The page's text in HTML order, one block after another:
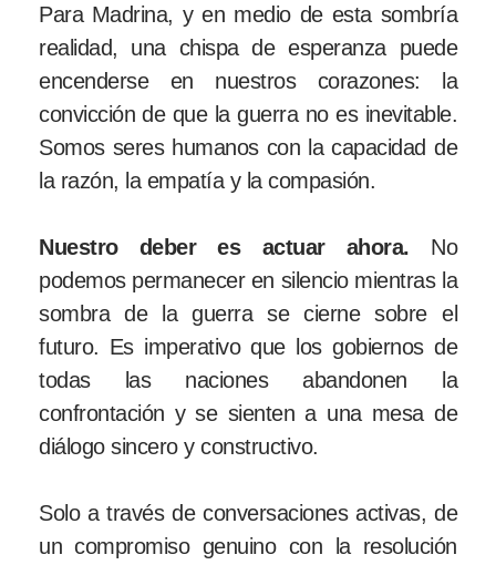
Para Madrina, y en medio de esta sombría
realidad, una chispa de esperanza puede
encenderse en nuestros corazones: la
convicción de que la guerra no es inevitable.
Somos seres humanos con la capacidad de
la razón, la empatía y la compasión.
Nuestro deber es actuar ahora. No
podemos permanecer en silencio mientras la
sombra de la guerra se cierne sobre el
futuro. Es imperativo que los gobiernos de
todas las naciones abandonen la
confrontación y se sienten a una mesa de
diálogo sincero y constructivo.
Solo a través de conversaciones activas, de
un compromiso genuino con la resolución